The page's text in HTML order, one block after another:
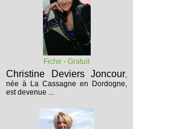
Fiche - Gratuit
Christine Deviers Joncour,
née à La Cassagne en Dordogne,
est devenue ...